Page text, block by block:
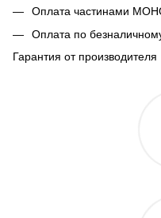
Оплата частинами
Оплата по
Гарантия от производителя